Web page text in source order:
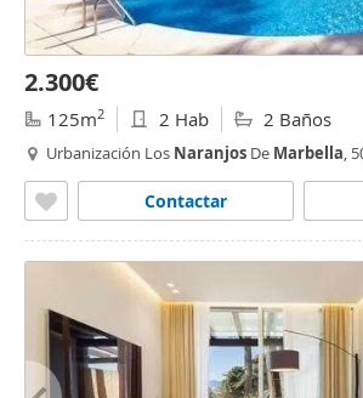
2.300€
125m2 2 Hab 2 Baños
Urbanización Los Naranjos De Marbella,
Contactar